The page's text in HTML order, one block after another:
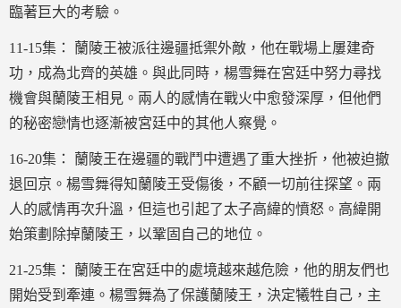
臨著巨大的考驗。
11-15集： 蘭陵王被派往邊疆抵禦外敵，他在戰場上屢建奇
功，成為北齊的英雄。與此同時，楊雪舞在宮廷中努力尋找
機會與蘭陵王相見。兩人的感情在戰火中愈發深厚，但他們
的秘密戀情也逐漸被宮廷中的其他人察覺。
16-20集： 蘭陵王在邊疆的戰鬥中遭遇了重大挫折，他被迫撤
退回京。楊雪舞得知蘭陵王受傷後，不顧一切前往探望。兩
人的感情再次升溫，但這也引起了太子高緯的憤怒。高緯開
始策劃除掉蘭陵王，以鞏固自己的地位。
21-25集： 蘭陵王在宮廷中的處境越來越危險，他的朋友們也
開始受到牽連。楊雪舞為了保護蘭陵王，決定犧牲自己，主